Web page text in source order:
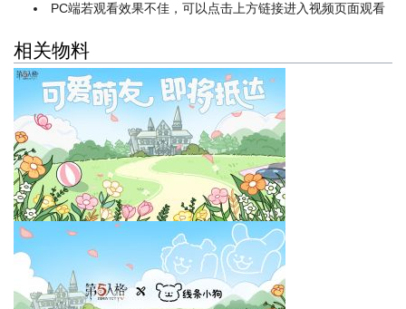
PC端若观看效果不佳，可以点击上方链接进入视频页面观看
相关物料